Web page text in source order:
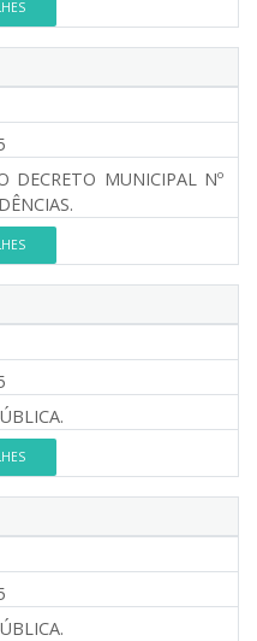
DECRETO MUNICIPAL Nº